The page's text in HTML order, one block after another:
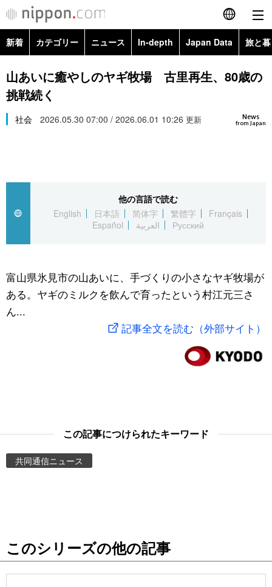
English
简体字
Русский
カテゴリー
経済・ビジネス
国際
文化
トップ
アーカイブ
In-depth
Japan Data
動画/Live
People
新着 カテゴリー ニュース In-depth Japan Data 旅と
政治・外交
経済・ビジネス
スポーツ・東京2020
Topics
山あいに癒やしのヤギ牧場 古里再生、80歳の
挑戦続く
News
from Japan
社会 2026.05.30 07:00 / 2026.06.01 10:26 更新
他の言語で読む
English
日本語 简体字 繁體字
Français
Español
العربية Русский
富山県氷見市の山あいに、手づくりの小さなヤギ牧場が
ある。ヤギのミルクを飲んで育ったという村江元三さ
ん...
記事全文を読む（外部サイト）
この記事につけられたキーワード
共同通信ニュース
このシリーズの他の記事